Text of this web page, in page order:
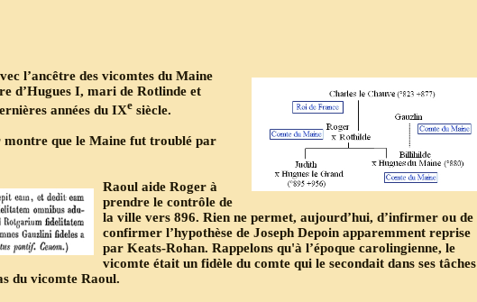
l’ancêtre des vicomtes du Maine
d’Hugues I, mari de Rotlinde et
années du IXe siècle.
montre que le Maine fut troublé par
Raoul aide Roger à
prendre le contrôle de
la ville vers 896. Rien ne permet, aujourd’hui, d’infirmer ou de
confirmer l’hypothèse de Joseph Depoin apparemment reprise
par Keats-Rohan. Rappelons qu'à l’époque carolingienne, le
vicomte était un fidèle du comte qui le secondait dans ses tâches
du vicomte Raoul.